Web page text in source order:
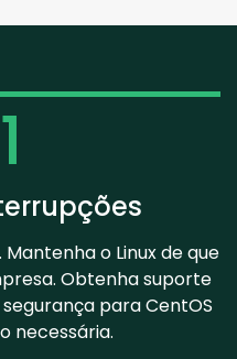
o Linux de que
Obtenha suporte
para CentOS
necessária.